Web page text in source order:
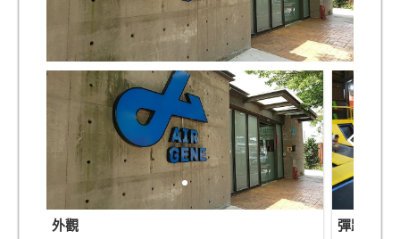
外觀 彈跳床區